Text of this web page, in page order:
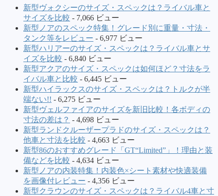
新型ヴォクシーのサイズ・スペックは？ライバル車と
サイズを比較 - 7,066 ビュー
新型ノアのスペック特集！グレード別に重量・寸法・
タンク等をレビュー - 6,977 ビュー
新型ハリアーのサイズ・スペックは？ライバル車とサ
イズを比較 - 6,840 ビュー
新型アクアのサイズ・スペックは如何ほど？寸法をラ
イバル車と比較 - 6,445 ビュー
新型ハイラックスのサイズ・スペックは？トルクが半
端ない!! - 6,275 ビュー
新型ヴェルファイアのサイズを新旧比較！各ボディの
寸法の差は？ - 4,698 ビュー
新型ランドクルーザープラドのサイズ・スペックは？
他車と寸法を比較 - 4,663 ビュー
新型86のおすすめグレード「GT“Limited”」！理由と装
備などを比較 - 4,634 ビュー
新型ノアの内装特集！内装色×シート素材や快適装備
を画像付レビュー - 4,356 ビュー
新型クラウンのサイズ・スペックは？ライバル4車と寸